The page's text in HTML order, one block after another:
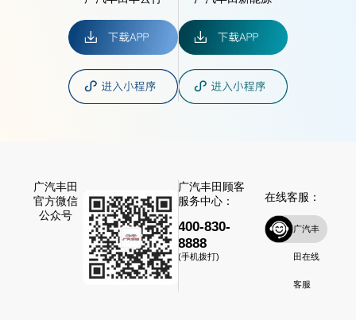
广汽丰田
官方微信
公众号
广汽丰田顾客
服务中心：
400-830-
8888
(手机拨打)
在线客服：
广汽丰
田在线
客服